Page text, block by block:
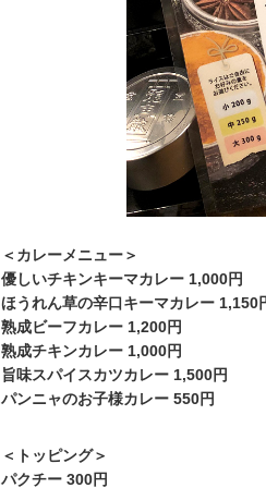
＜カレーメニュー＞
優しいチキンキーマカレー 1,000円
ほうれん草の辛口キーマカレー 1,150
熟成ビーフカレー 1,200円
熟成チキンカレー 1,000円
旨味スパイスカツカレー 1,500円
パンニャのお子様カレー 550円
＜トッピング＞
パクチー 300円